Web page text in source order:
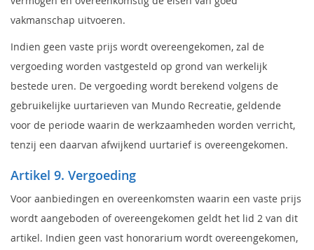
vakmanschap uitvoeren.
Indien geen vaste prijs wordt overeengekomen, zal de
vergoeding worden vastgesteld op grond van werkelijk
bestede uren. De vergoeding wordt berekend volgens de
gebruikelijke uurtarieven van Mundo Recreatie, geldende
voor de periode waarin de werkzaamheden worden verricht,
tenzij een daarvan afwijkend uurtarief is overeengekomen.
Artikel 9. Vergoeding
Voor aanbiedingen en overeenkomsten waarin een vaste prijs
wordt aangeboden of overeengekomen geldt het lid 2 van dit
artikel. Indien geen vast honorarium wordt overeengekomen,